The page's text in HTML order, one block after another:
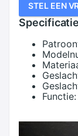
STEL EEN
Functie: